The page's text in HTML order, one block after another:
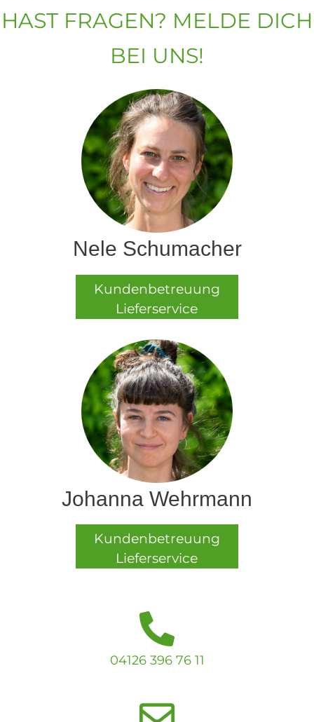
HAST FRAGEN? MELDE DICH
BEI UNS!
Nele Schumacher
Kundenbetreuung
Lieferservice
Johanna Wehrmann
Kundenbetreuung
Lieferservice
04126 396 76 11